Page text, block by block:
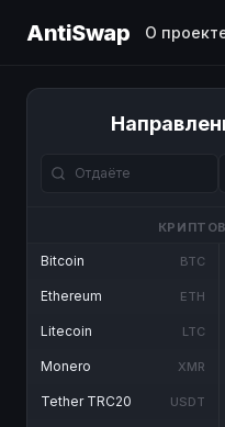
AntiSwap О
Bitcoin BTC
Ethereum ETH
Litecoin LTC
Monero XMR
Tether TRC20 USDT